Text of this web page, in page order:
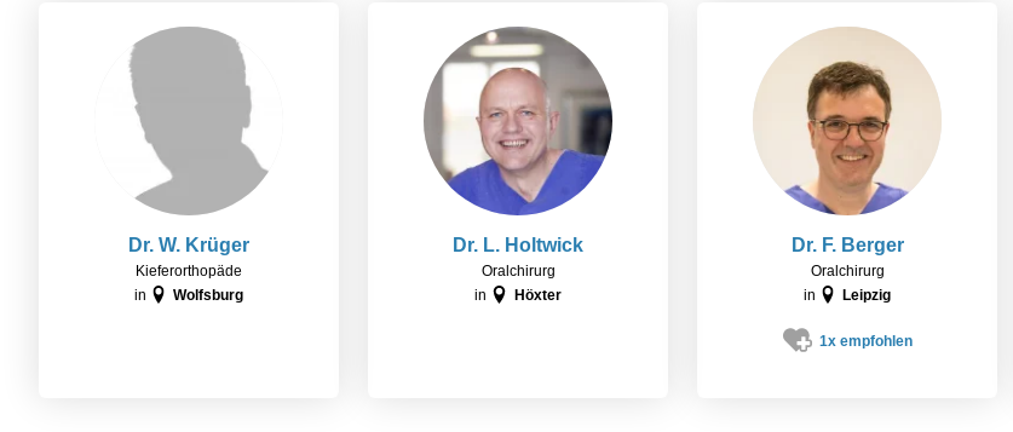
Dr. W. Krüger
Kieferorthopäde
in
Wolfsburg
Dr. L. Holtwick
Oralchirurg
in
Höxter
Dr. F. Berger
Oralchirurg
in
Leipzig
1x empfohlen